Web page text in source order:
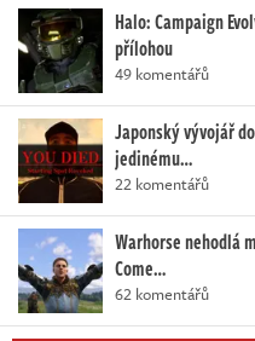
Halo: Campaign
přílohou
49 komentářů
Japonský vývojář
jedinému…
22 komentářů
Warhorse nehodlá
Come…
62 komentářů